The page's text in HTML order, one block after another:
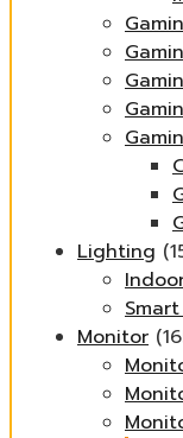
Lighting
Monitor